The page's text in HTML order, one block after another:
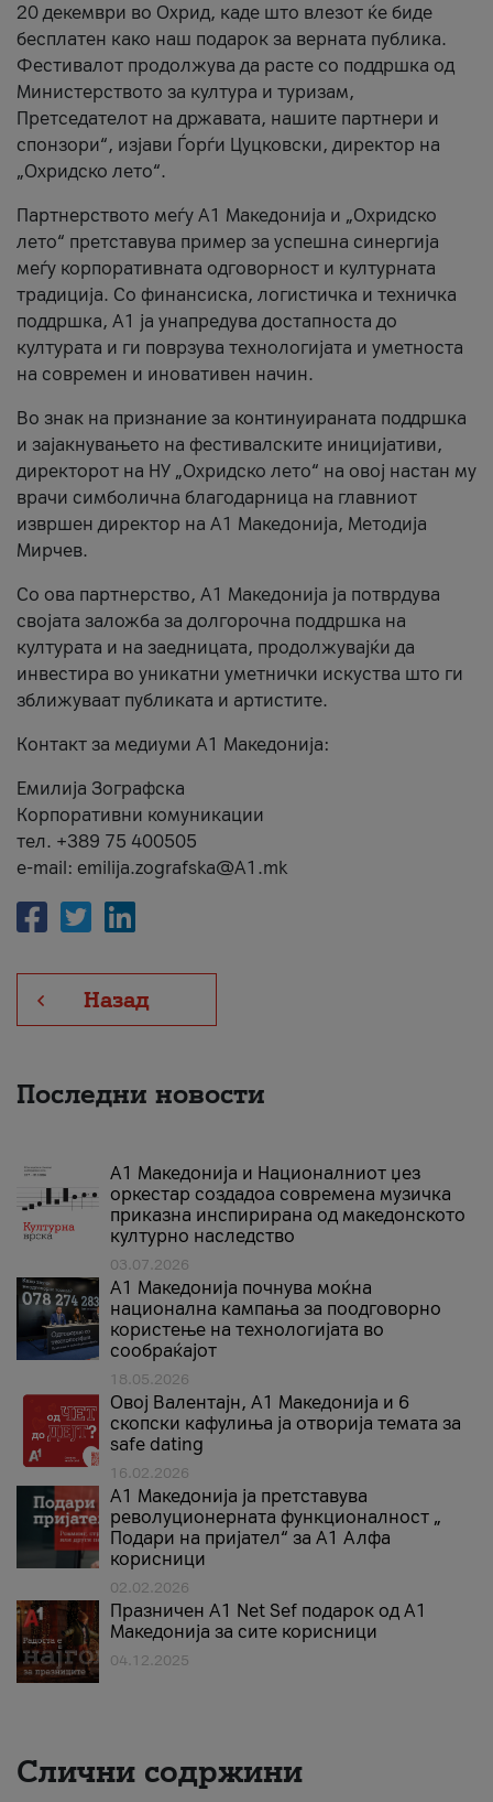
20 декември во Охрид, каде што влезот ќе биде
бесплатен како наш подарок за верната публика.
Фестивалот продолжува да расте со поддршка од
Министерството за култура и туризам,
Претседателот на државата, нашите партнери и
спонзори“, изјави Ѓорѓи Цуцковски, директор на
„Охридско лето“.
Партнерството меѓу A1 Македонија и „Охридско
лето“ претставува пример за успешна синергија
меѓу корпоративната одговорност и културната
традиција. Со финансиска, логистичка и техничка
поддршка, A1 ја унапредува достапноста до
културата и ги поврзува технологијата и уметноста
на современ и иновативен начин.
Во знак на признание за континуираната поддршка
и зајакнувањето на фестивалските иницијативи,
директорот на НУ „Охридско лето“ на овој настан му
врачи симболична благодарница на главниот
извршен директор на A1 Македонија, Методија
Мирчев.
Со ова партнерство, A1 Македонија ја потврдува
својата заложба за долгорочна поддршка на
културата и на заедницата, продолжувајќи да
инвестира во уникатни уметнички искуства што ги
зближуваат публиката и артистите.
Контакт за медиуми А1 Македонија:
Емилија Зографска
Корпоративни комуникации
тел. +389 75 400505
e-mail: emilija.zografska@A1.mk
Назад
Последни новости
А1 Македонија и Националниот џез
оркестар создадоа современа музичка
приказна инспирирана од македонското
културно наследство
03.07.2026
A1 Македонија почнува моќна
национална кампања за поодговорно
користење на технологијата во
сообраќајот
18.05.2026
Овој Валентајн, A1 Македонија и 6
скопски кафулиња ја отворија темата за
safe dating
16.02.2026
А1 Македонија ја претставува
револуционерната функционалност „
Подари на пријател“ за А1 Алфа
корисници
02.02.2026
Празничен A1 Net Sеf подарок од А1
Македонија за сите корисници
04.12.2025
Слични содржини